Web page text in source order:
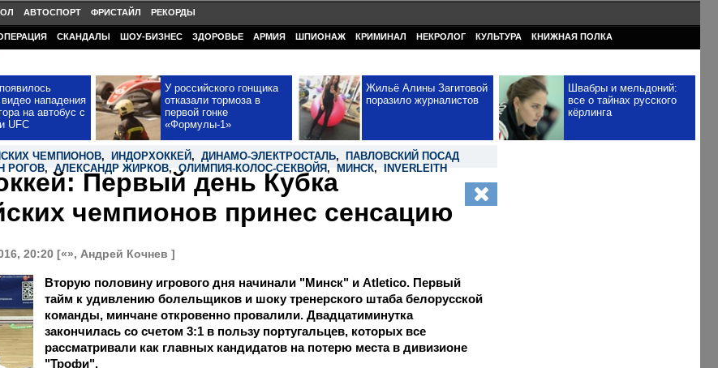
АВТОСПОРТ ФРИСТАЙЛ РЕКОРДЫ
СКАНДАЛЫ ШОУ-БИЗНЕС ЗДОРОВЬЕ АРМИЯ ШПИОНАЖ КРИМИНАЛ НЕКРОЛОГ КУЛЬТУРА КНИЖНАЯ ПОЛКА
нападения
на автобус с
UFC
У российского гонщика
отказали тормоза в
первой гонке
«Формулы-1»
Жильё Алины Загитовой
поразило журналистов
Швабры и мельдоний:
все о тайнах русского
кёрлинга
ЧЕМПИОНОВ, ИНДОРХОККЕЙ , ДИНАМО-ЭЛЕКТРОСТАЛЬ,
ПАВЛОВСКИЙ ПОСАД
РОГОВ, АЛЕКСАНДР ЖИРКОВ, ОЛИМПИЯ-КОЛОС-СЕКВОЙЯ, МИНСК, INVERLEITH
Первый день Кубка
чемпионов принес сенсацию
20:20 [«», Андрей Кочнев ]
Вторую половину игрового дня начинали "Минск" и Atletico. Первый
тайм к удивлению болельщиков и шоку тренерского штаба белорусской
команды, минчане откровенно провалили. Двадцатиминутка
закончилась со счетом 3:1 в пользу португальцев, которых все
рассматривали как главных кандидатов на потерю места в дивизионе
"Трофи".